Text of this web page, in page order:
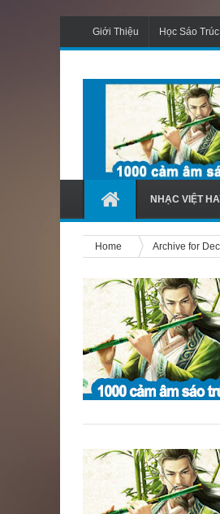
Giới Thiệu Học Sáo
NHẠC VIỆT
Home Archive for